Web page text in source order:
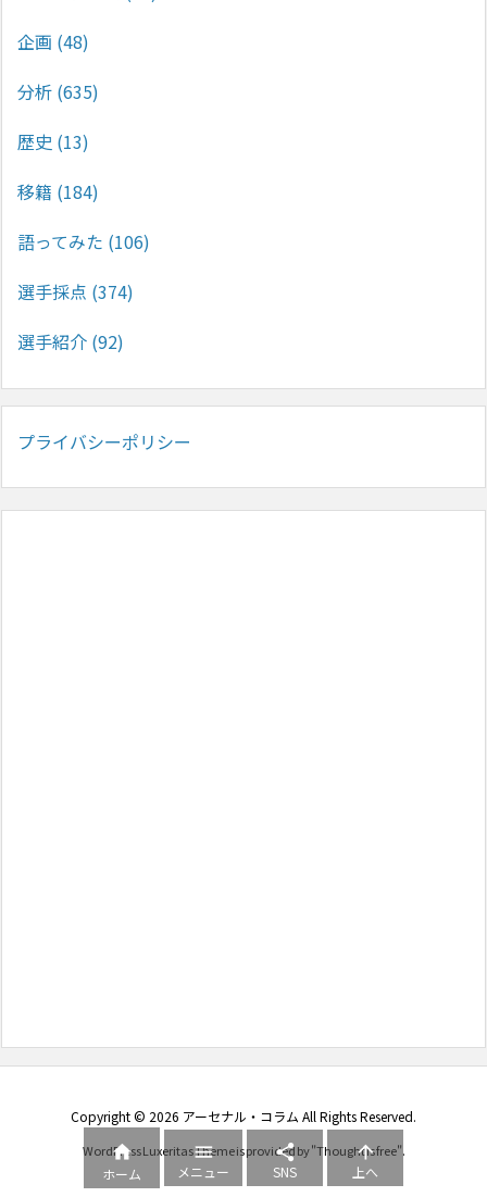
企画 (48)
分析 (635)
歴史 (13)
移籍 (184)
語ってみた (106)
選手採点 (374)
選手紹介 (92)
プライバシーポリシー
Copyright © 2026 アーセナル・コラム All Rights Reserved.
WordPress Luxeritas Theme is provided by "Thought is free".

ホーム

メニュー

SNS

上へ